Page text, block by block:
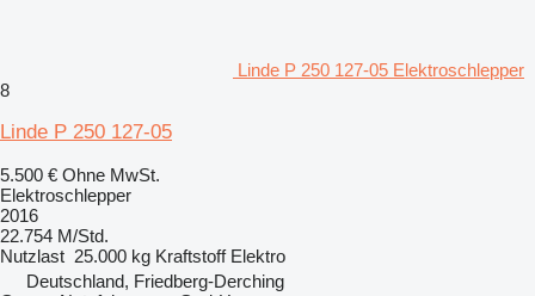
Linde P 250 127-05 Elektroschlepper
8
Linde P 250 127-05
5.500 € Ohne MwSt.
Elektroschlepper
2016
22.754 M/Std.
Nutzlast 25.000 kg Kraftstoff Elektro
Deutschland, Friedberg-Derching